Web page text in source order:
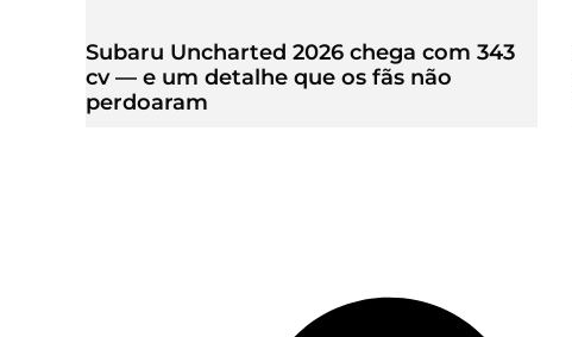
Subaru Uncharted 2026 chega com 343
cv — e um detalhe que os fãs não
perdoaram